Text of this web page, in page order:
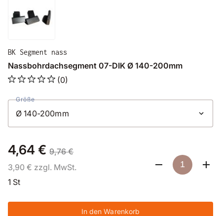
BK Segment nass
Nassbohrdachsegment 07-DIK Ø 140-200mm
(0)
Größe
4,64 € 9,76 €
3,90 € zzgl. MwSt.
1 St
In den Warenkorb